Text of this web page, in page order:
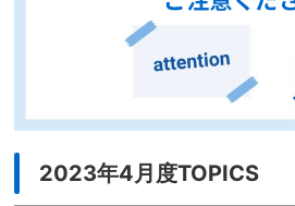
2023年4月度TOPICS